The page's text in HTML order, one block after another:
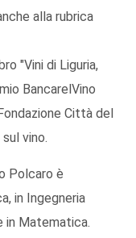
alla rubrica
"Vini di Liguria,
BancarelVino
Città del
vino.
Polcaro è
in Ingegneria
in Matematica.